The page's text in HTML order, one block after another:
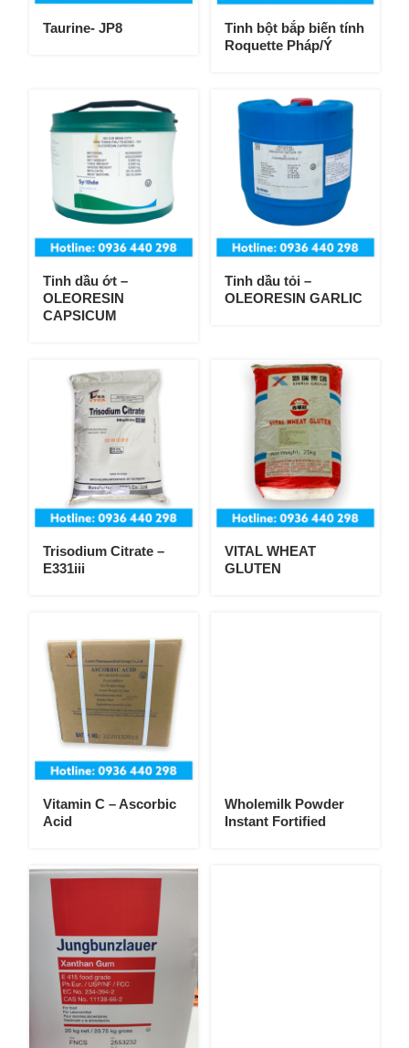
Taurine- JP8
Tinh bột bắp biến tính
Roquette Pháp/Ý
Tinh dầu ớt –
OLEORESIN
CAPSICUM
Tinh dầu tỏi –
OLEORESIN GARLIC
Trisodium Citrate –
E331iii
VITAL WHEAT
GLUTEN
Vitamin C – Ascorbic
Acid
Wholemilk Powder
Instant Fortified